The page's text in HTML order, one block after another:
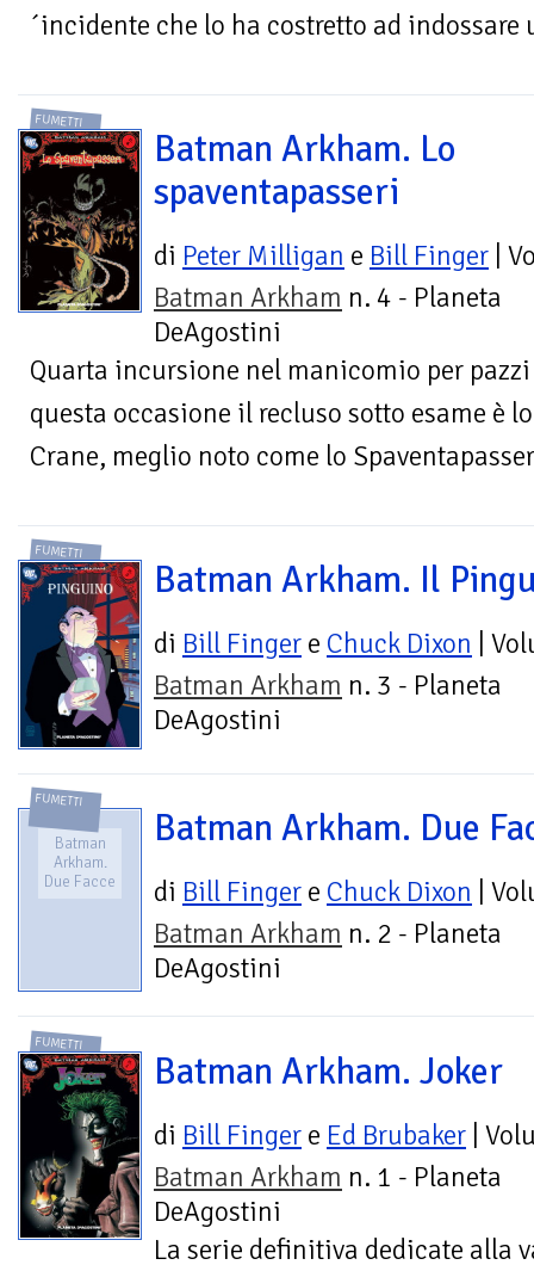
´incidente che lo ha costretto ad indossare
FUMETTI
Batman Arkham. Lo
spaventapasseri
di Peter Milligan e Bill Finger |
Batman Arkham n. 4 - Planeta
DeAgostini
Quarta incursione nel manicomio per
questa occasione il recluso sotto esame è
Crane, meglio noto come lo
FUMETTI
Batman Arkham. Il
di Bill Finger e Chuck Dixon |
Batman Arkham n. 3 - Planeta
DeAgostini
FUMETTI
Batman
Arkham.
Due Facce
Batman Arkham. Due
di Bill Finger e Chuck Dixon |
Batman Arkham n. 2 - Planeta
DeAgostini
FUMETTI
Batman Arkham. Joker
di Bill Finger e Ed Brubaker |
Batman Arkham n. 1 - Planeta
DeAgostini
La serie definitiva dedicate alla